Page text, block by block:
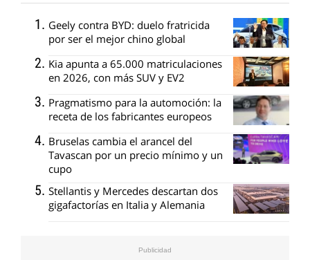
Geely contra BYD: duelo fratricida
por ser el mejor chino global
Kia apunta a 65.000 matriculaciones
en 2026, con más SUV y EV2
Pragmatismo para la automoción: la
receta de los fabricantes europeos
Bruselas cambia el arancel del
Tavascan por un precio mínimo y un
cupo
Stellantis y Mercedes descartan dos
gigafactorías en Italia y Alemania